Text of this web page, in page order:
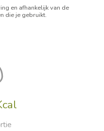
en afhankelijk van de
die je gebruikt.